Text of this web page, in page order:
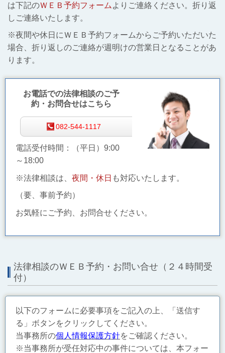
は下記のＷＥＢ予約フォーム よりご連絡ください。折り返
しご連絡いたします。
※夜間や休日にＷＥＢ予約フォームからご予約いただいた
場合、折り返しのご連絡が週明けの営業日となることがあ
ります。
お電話での法律相談のご予
約・お問合せはこちら
082-544-1117
電話受付時間：（平日）9:00
～18:00
※法律相談は、 夜間・休日 も対応いたします。
（要、事前予約）
お気軽にご予約、お問合せください。
法律相談のＷＥＢ予約・お問い合せ（２４時間受
付）
以下のフォームに必要事項をご記入の上、「送信す
る」ボタンをクリックしてください。
当事務所の個人情報保護方針をご確認ください。
※当事務所が受任対応中の事件については、本フォー